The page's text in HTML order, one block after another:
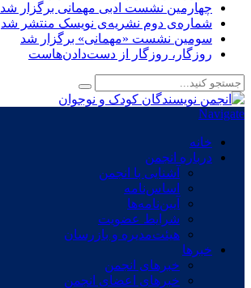
چهارمین نشست ادبی مهمانی برگزار شد
شماره‌ی دوم نشریه‌ی نویسک منتشر شد
سومین نشست «مهمانی» برگزار شد
روزگار، روزگار از دست‌دادن‌هاست
Navigate
خانه
درباره انجمن
آشنایی با انجمن
اساس‌نامه
آیین‌نامه‌ها
شرایط عضویت
هیئت‌مدیره و بازرسان
خبرها
خبرهای انجمن
خبرهای اعضای انجمن